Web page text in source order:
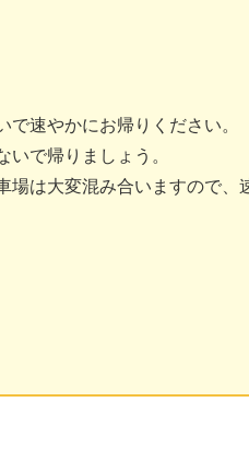
速やかにお帰りください。
で帰りましょう。
場は大変混み合いますので